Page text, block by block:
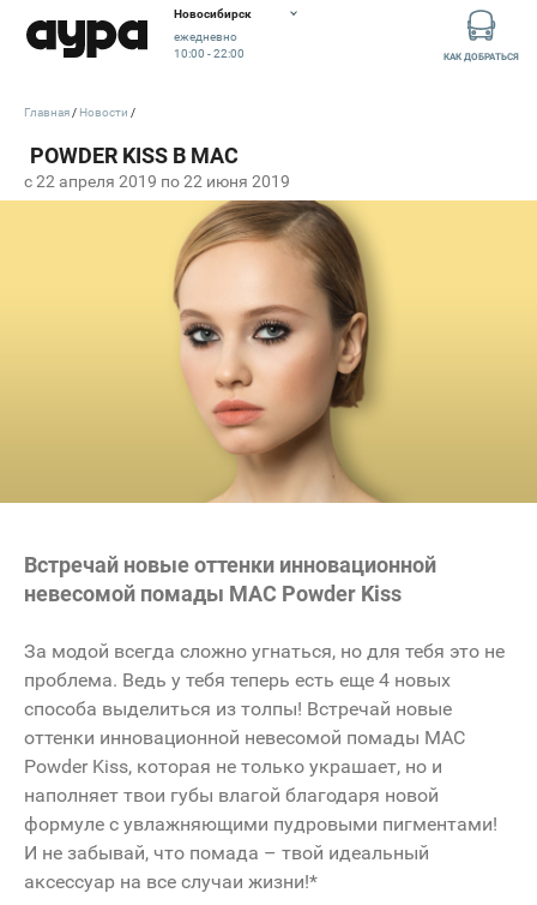
Новосибирск
ежедневно
10:00 - 22:00
КАК ДОБРАТЬСЯ
c 22 апреля 2019 по 22 июня 2019
Главная Новости
Встречай новые оттенки инновационной
невесомой помады MAC Powder Kiss
За модой всегда сложно угнаться, но для тебя это не
проблема. Ведь у тебя теперь есть еще 4 новых
способа выделиться из толпы! Встречай новые
оттенки инновационной невесомой помады MAC
Powder Kiss, которая не только украшает, но и
наполняет твои губы влагой благодаря новой
формуле с увлажняющими пудровыми пигментами!
И не забывай, что помада – твой идеальный
аксессуар на все случаи жизни!*